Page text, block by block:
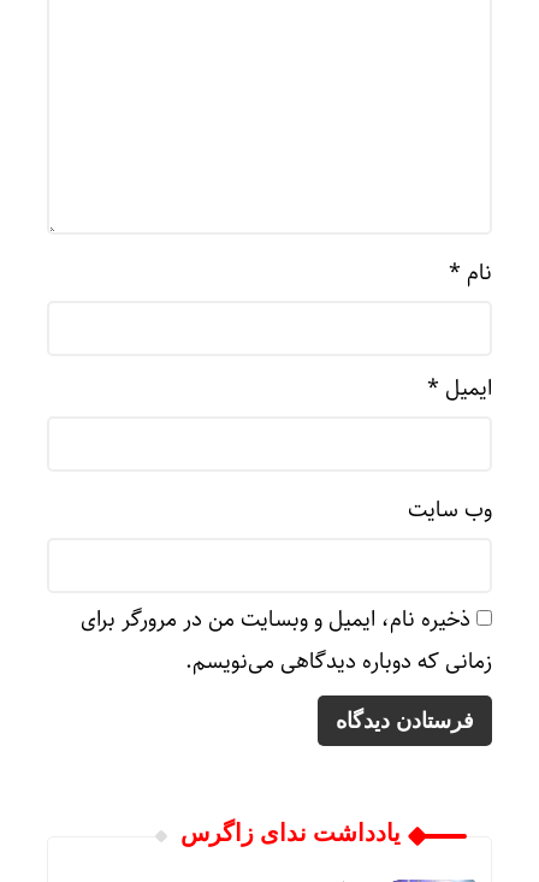
نام *
ایمیل *
وب‌ سایت
ذخیره نام، ایمیل و وبسایت من در مرورگر برای
زمانی که دوباره دیدگاهی می‌نویسم.
یادداشت ندای زاگرس